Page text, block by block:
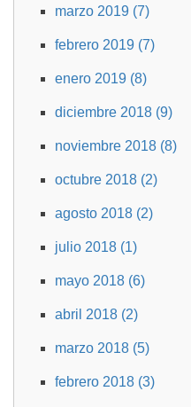
marzo 2019 (7)
febrero 2019 (7)
enero 2019 (8)
diciembre 2018 (9)
noviembre 2018 (8)
octubre 2018 (2)
agosto 2018 (2)
julio 2018 (1)
mayo 2018 (6)
abril 2018 (2)
marzo 2018 (5)
febrero 2018 (3)